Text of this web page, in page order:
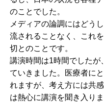
のことでした。
メディアの論調にはどう
流されることなく、これ
切とのことです。
講演時間は1時間でしたが
ていきました。医療者に
れますが、考え方には共
は熱心に講演を聞き入りま